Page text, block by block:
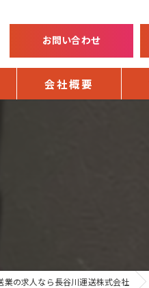
お問い合わせ
会社概要
業の求人なら長谷川運送株式会社